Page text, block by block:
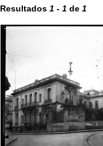
Resultados 1 - 1 de 1